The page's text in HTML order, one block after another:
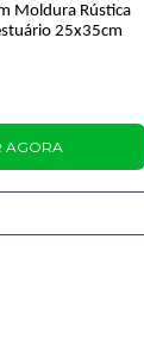
Moldura Rústica
25x35cm
AGORA